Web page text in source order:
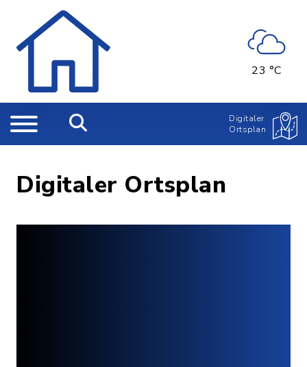
23 °C
Digitaler
Ortsplan
Digitaler Ortsplan